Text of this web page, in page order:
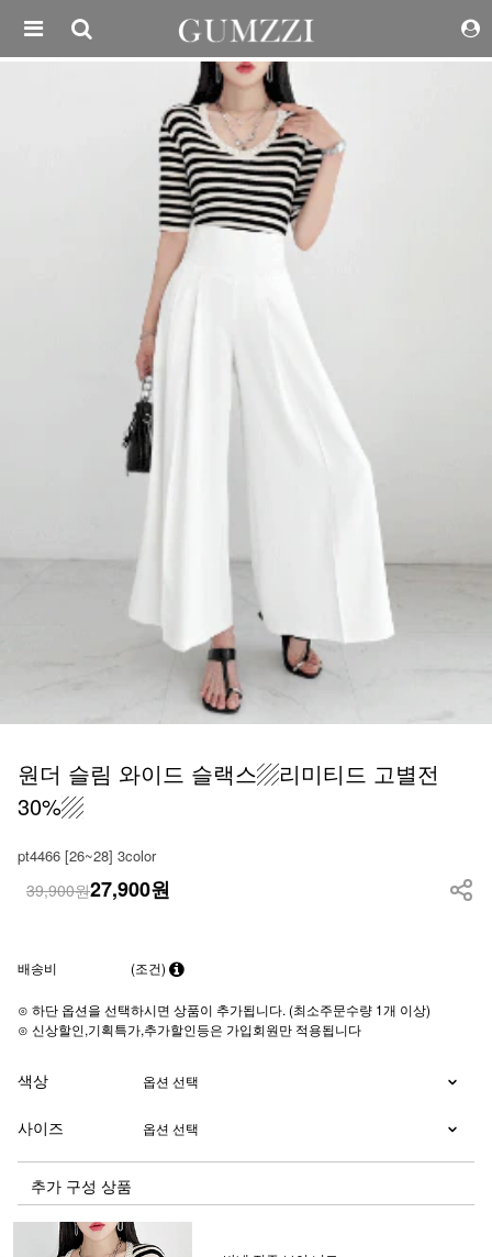
원더 슬림 와이드 슬랙스▨리미티드 고별전
30%▨
pt4466 [26~28] 3color
39,900원27,900원
배송비 (조건)
⊙ 하단 옵션을 선택하시면 상품이 추가됩니다. (최소주문수량 1개 이상)
⊙ 신상할인,기획특가,추가할인등은 가입회원만 적용됩니다
색상
사이즈
추가 구성 상품